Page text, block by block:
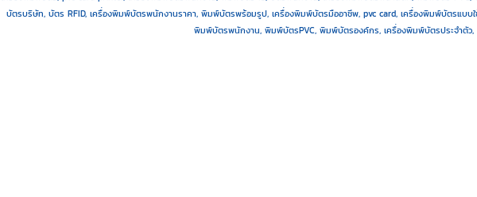
บัตรบริษัท, บัตร RFID, เครื่องพิมพ์บัตรพนักงานราคา, พิมพ์บัตรพร้อมรูป, เครื่องพิมพ์บัตรมืออาชีพ, pvc card, เครื่องพิมพ์บัตรแบ
พิมพ์บัตรพนักงาน, พิมพ์บัตรPVC, พิมพ์บัตรองค์กร, เครื่องพิมพ์บัตรประจำตั